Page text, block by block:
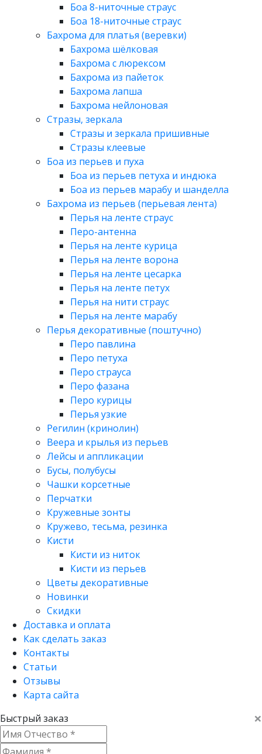
Боа 8-ниточные страус
Боа 18-ниточные страус
Бахрома для платья (веревки)
Бахрома шёлковая
Бахрома с люрексом
Бахрома из пайеток
Бахрома лапша
Бахрома нейлоновая
Стразы, зеркала
Стразы и зеркала пришивные
Стразы клеевые
Боа из перьев и пуха
Боа из перьев петуха и индюка
Боа из перьев марабу и шанделла
Бахрома из перьев (перьевая лента)
Перья на ленте страус
Перо-антенна
Перья на ленте курица
Перья на ленте ворона
Перья на ленте цесарка
Перья на ленте петух
Перья на нити страус
Перья на ленте марабу
Перья декоративные (поштучно)
Перо павлина
Перо петуха
Перо страуса
Перо фазана
Перо курицы
Перья узкие
Регилин (кринолин)
Веера и крылья из перьев
Лейсы и аппликации
Бусы, полубусы
Чашки корсетные
Перчатки
Кружевные зонты
Кружево, тесьма, резинка
Кисти
Кисти из ниток
Кисти из перьев
Цветы декоративные
Новинки
Скидки
Доставка и оплата
Как сделать заказ
Контакты
Статьи
Отзывы
Карта сайта
×
Быстрый заказ